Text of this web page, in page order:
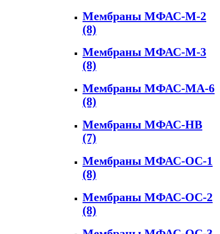
Мембраны МФАС-М-2
(8)
Мембраны МФАС-М-3
(8)
Мембраны МФАС-МА-6
(8)
Мембраны МФАС-НВ
(7)
Мембраны МФАС-ОС-1
(8)
Мембраны МФАС-ОС-2
(8)